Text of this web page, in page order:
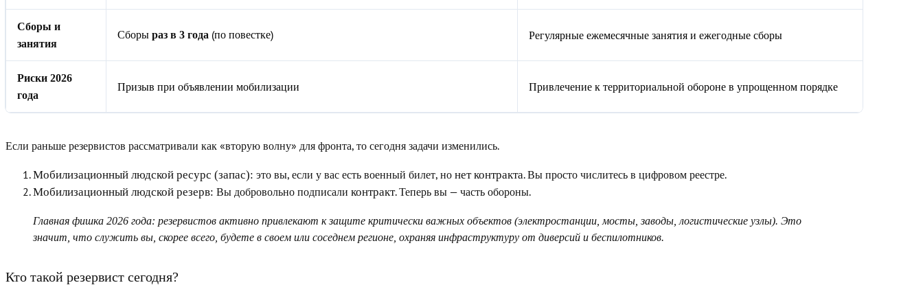
Сборы и
занятия
Сборы раз в 3 года (по повестке) Регулярные ежемесячные занятия и ежегодные сборы
Риски 2026
года
Призыв при объявлении мобилизации Привлечение к территориальной обороне в упрощенном порядке
Если раньше резервистов рассматривали как «вторую волну» для фронта, то сегодня задачи изменились.
Мобилизационный людской ресурс (запас): это вы, если у вас есть военный билет, но нет контракта. Вы просто числитесь в цифровом реестре.
Мобилизационный людской резерв: Вы добровольно подписали контракт. Теперь вы — часть обороны.
Главная фишка 2026 года: резервистов активно привлекают к защите критически важных объектов (электростанции, мосты, заводы, логистические узлы). Это
значит, что служить вы, скорее всего, будете в своем или соседнем регионе, охраняя инфраструктуру от диверсий и беспилотников.
Кто такой резервист сегодня?